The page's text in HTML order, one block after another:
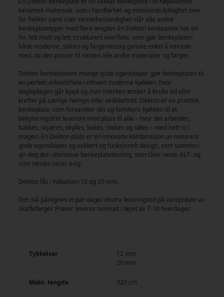
keramisk materiale, som i hardførhet og motstandsdyktighet over
for flekker samt især varmebestandighet slår alle andre
benkeplatetyper med flere lengder. En Dekton benkeplate har en
fin, lett matt og lett strukturert overflate, som gjør benkeplaten
både moderne, stilren og fargemessig ganske enkel å innrede
med, da den passer til nesten alle andre materialer og farger.
Dekton benkeplatens mange gode egenskaper gjør benkeplaten til
en perfekt arbeidsflate i ethvert moderne kjøkken, hvor
dagligdagen går kjapt og man hverken ønsker å bruke tid eller
krefter på særlige hensyn eller vedlikehold. Dekton er en praktisk
benkeplate, som forvandler ditt og familiens kjøkken til et
bekymringsfritt leverum med plass til alle – hvor det arbeides,
hakkes, skjæres, skylles, kokes, stekes og søles – med helt ro i
magen. En Dekton plate er en innovativ kombinasjon av naturens
gode egenskaper og vakkert og funksjonelt design, som sammen
gir deg den ultimative benkeplateløsning, som tåler neste ALT- og
som nesten varer evig.
Dekton fås i tykkelsen 12 og 20 mm.
Det må påregnes et par dager ekstra leveringstid på vareprøver av
skaffefarger. Prøver leveres normalt i løpet av 7-10 hverdager.
Tykkelser
12 mm
20 mm
Maks. lengde 320 cm